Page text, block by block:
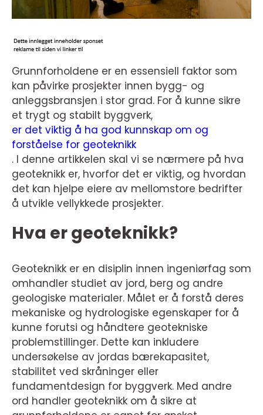
Grunnforholdene er en essensiell faktor som
kan påvirke prosjekter innen bygg- og
anleggsbransjen i stor grad. For å kunne sikre
et trygt og stabilt byggverk,
er det viktig å ha god kunnskap om og
forståelse for geoteknikk
. I denne artikkelen skal vi se nærmere på hva
geoteknikk er, hvorfor det er viktig, og hvordan
det kan hjelpe eiere av mellomstore bedrifter
å utvikle vellykkede prosjekter.
Hva er geoteknikk?
Geoteknikk er en disiplin innen ingeniørfag som
omhandler studiet av jord, berg og andre
geologiske materialer. Målet er å forstå deres
mekaniske og hydrologiske egenskaper for å
kunne forutsi og håndtere geotekniske
problemstillinger. Dette kan inkludere
undersøkelse av jordas bærekapasitet,
stabilitet ved skråninger eller
fundamentdesign for byggverk. Med andre
ord handler geoteknikk om å sikre at